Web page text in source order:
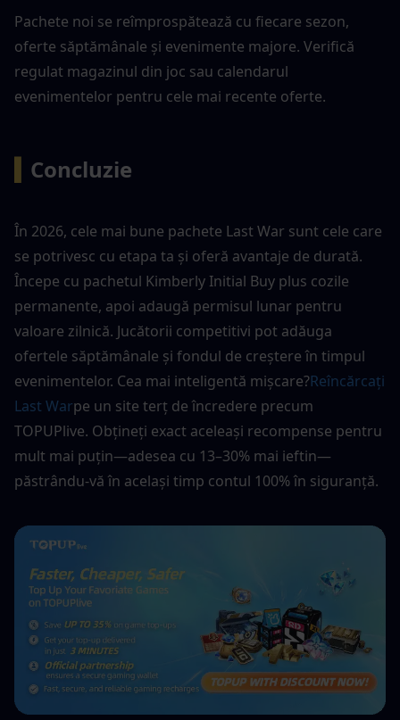
Pachete noi se reîmprospătează cu fiecare sezon,
oferte săptămânale și evenimente majore. Verifică
regulat magazinul din joc sau calendarul
evenimentelor pentru cele mai recente oferte.
Concluzie
În 2026, cele mai bune pachete Last War sunt cele care
se potrivesc cu etapa ta și oferă avantaje de durată.
Începe cu pachetul Kimberly Initial Buy plus cozile
permanente, apoi adaugă permisul lunar pentru
valoare zilnică. Jucătorii competitivi pot adăuga
ofertele săptămânale și fondul de creștere în timpul
evenimentelor. Cea mai inteligentă mișcare?Reîncărcați
Last Warpe un site terț de încredere precum
TOPUPlive. Obțineți exact aceleași recompense pentru
mult mai puțin—adesea cu 13–30% mai ieftin—
păstrându-vă în același timp contul 100% în siguranță.